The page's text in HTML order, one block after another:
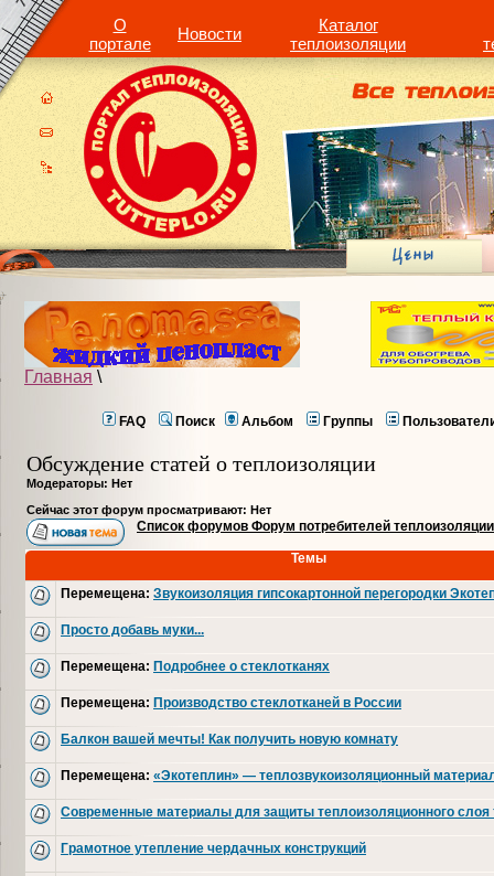
О
портале
Новости
Каталог
теплоизоляции
Главная \
FAQ Поиск Альбом Группы
Обсуждение статей о теплоизоляции
Модераторы: Нет
Сейчас этот форум просматривают: Нет
Список форумов Форум потребителей теплоизоляции
Темы
Перемещена: Звукоизоляция гипсокартонной перегородки
Просто добавь муки...
Перемещена: Подробнее о стеклотканях
Перемещена: Производство стеклотканей в России
Балкон вашей мечты! Как получить новую комнату
Перемещена: «Экотеплин» — теплозвукоизоляционный
Современные материалы для защиты теплоизоляционного слоя
Грамотное утепление чердачных конструкций